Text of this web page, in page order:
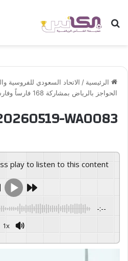
بحث عن
الرئيسية / الاتحاد السعودي للفروسية
الحواجز بالرياض بمشاركة 168 فارساً وفارسة
WA0083
play to listen to this content
-:--
1x